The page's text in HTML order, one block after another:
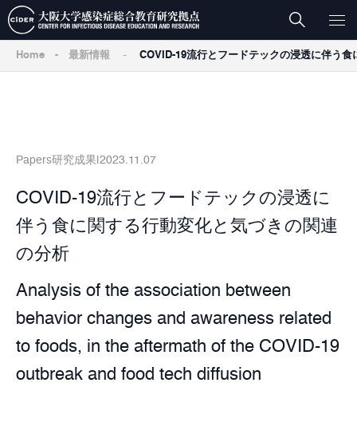
Home - 最新情報 - COVID-19流行とフードテックの浸透に伴う
Papers研究成果 2023.11.07
COVID-19流行とフードテックの浸透に
伴う食に関する行動変化と気づきの関連
の分析
Analysis of the association between
behavior changes and awareness related
to foods, in the aftermath of the COVID-19
outbreak and food tech diffusion